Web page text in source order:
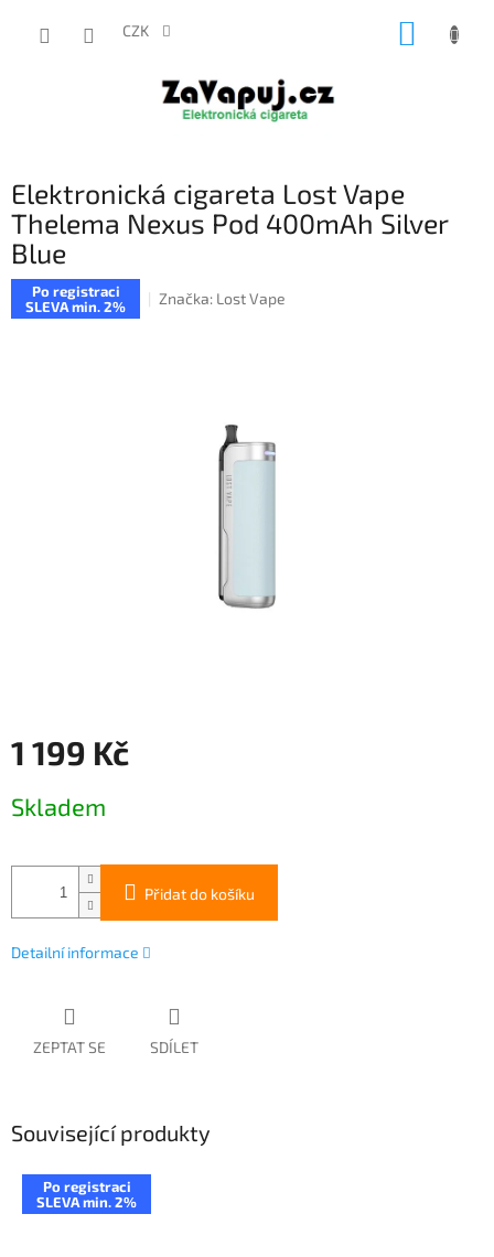
CZK
Elektronická cigareta Lost Vape
Thelema Nexus Pod 400mAh Silver
Blue
Po registraci
SLEVA min. 2%
Značka: Lost Vape
1 199 Kč
cena:
Skladem
Přidat do košíku
Detailní informace
ZEPTAT SE SDÍLET
Související produkty
Po registraci
SLEVA min. 2%